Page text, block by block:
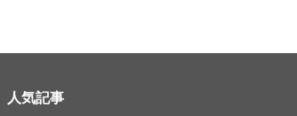
人気記事